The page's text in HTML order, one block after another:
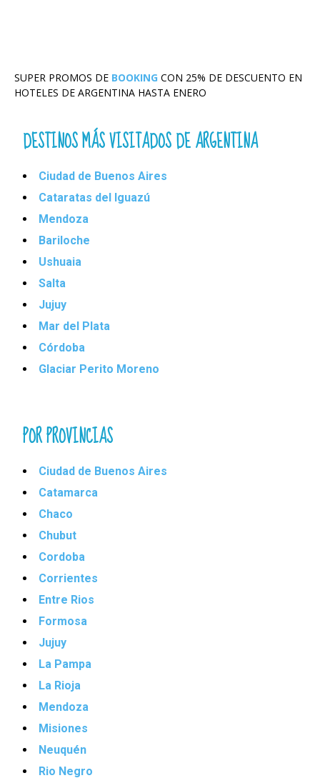
SUPER PROMOS DE BOOKING CON 25% DE DESCUENTO EN
HOTELES DE ARGENTINA HASTA ENERO
DESTINOS MÁS VISITADOS DE ARGENTINA
Ciudad de Buenos Aires
Cataratas del Iguazú
Mendoza
Bariloche
Ushuaia
Salta
Jujuy
Mar del Plata
Córdoba
Glaciar Perito Moreno
POR PROVINCIAS
Ciudad de Buenos Aires
Catamarca
Chaco
Chubut
Cordoba
Corrientes
Entre Rios
Formosa
Jujuy
La Pampa
La Rioja
Mendoza
Misiones
Neuquén
Rio Negro